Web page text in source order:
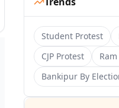
Student Protest
CJP Protest
Bankipur By